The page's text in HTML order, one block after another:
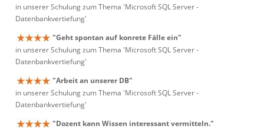
in unserer Schulung zum Thema 'Microsoft SQL Server -
Datenbankvertiefung'
"Geht spontan auf konrete Fälle ein"
in unserer Schulung zum Thema 'Microsoft SQL Server -
Datenbankvertiefung'
"Arbeit an unserer DB"
in unserer Schulung zum Thema 'Microsoft SQL Server -
Datenbankvertiefung'
"Dozent kann Wissen interessant vermitteln."